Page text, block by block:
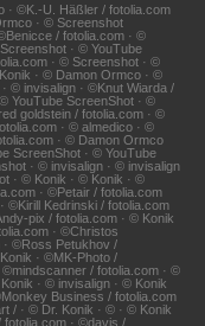
· ©K.-U. Häßler / fotolia.com
· © Screenshot
/ fotolia.com · ©
· © YouTube
· © Screenshot · ©
· © Damon Ormco · ©
© invisalign · ©Knut Wiarda /
YouTube ScreenShot · ©
goldstein / fotolia.com · ©
· © almedico · ©
· © Damon Ormco
ScreenShot · © YouTube
· © invisalign · © invisalign
· © Konik · © Konik · ©
· ©Petair / fotolia.com
©Kirill Kedrinski / fotolia.com
pix / fotolia.com · © Konik
· ©Christos
· ©Ross Petukhov /
· ©MK-Photo /
/ fotolia.com · ©
· © invisalign · © Konik
Business / fotolia.com
/ · © Dr. Konik · © · © Konik
· ©davis /